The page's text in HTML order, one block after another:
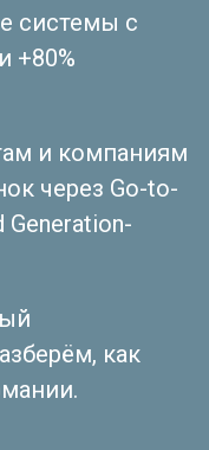
системы с
+80%
и компаниям
через Go-to-
Generation-
как